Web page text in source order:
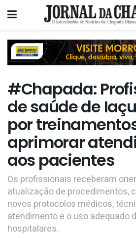
#Chapada:
de saúde de
por
aprimorar
aos pacientes
Os profissionais receberam
atualização de procedimentos,
novos protocolos médicos,
atendimento e o uso adequado
hospitalares.